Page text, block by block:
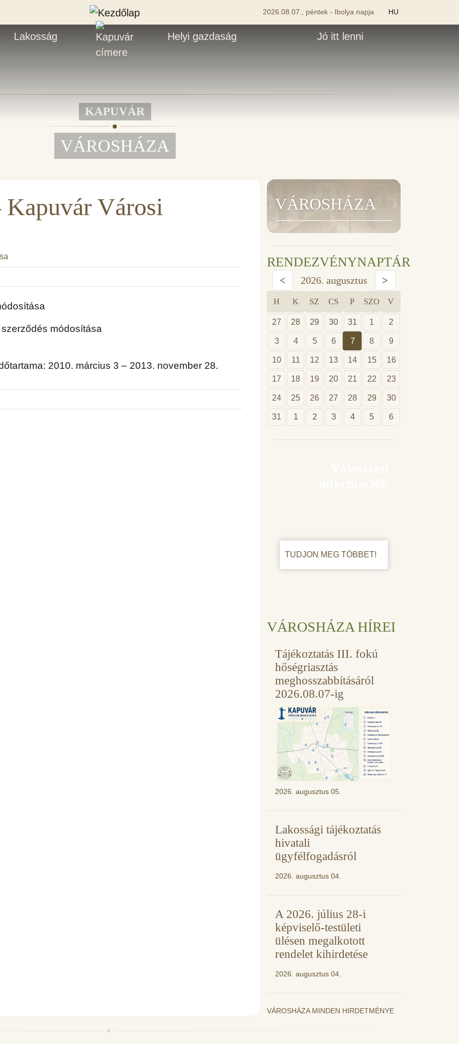
2026.08.07., péntek - Ibolya napja HU
Lakosság Helyi gazdaság Jó itt lenni
KAPUVÁR
VÁROSHÁZA
Városi
módosítása
2010. március 3 – 2013. november 28.
VÁROSHÁZA
RENDEZVÉNYNAPTÁR
< 2026. augusztus >
H K SZ CS P SZO V
27 28 29 30 31 1 2
3 4 5 6 7 8 9
10 11 12 13 14 15 16
17 18 19 20 21 22 23
24 25 26 27 28 29 30
31 1 2 3 4 5 6
TUDJON MEG TÖBBET!
VÁROSHÁZA HÍREI
Tájékoztatás III. fokú
hőségriasztás
meghosszabbításáról
2026.08.07-ig
2026. augusztus 05.
Lakossági tájékoztatás
hivatali
ügyfélfogadásról
2026. augusztus 04.
A 2026. július 28-i
képviselő-testületi
ülésen megalkotott
rendelet kihirdetése
2026. augusztus 04.
VÁROSHÁZA MINDEN HIRDETMÉNYE